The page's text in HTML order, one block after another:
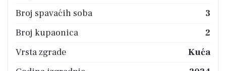
Broj spavaćih soba
3
Broj kupaonica
2
Vrsta zgrade
Kuća